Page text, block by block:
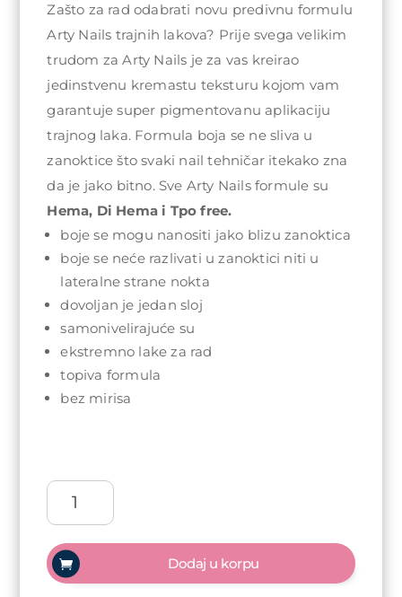
Zašto za rad odabrati novu predivnu formulu
Arty Nails trajnih lakova? Prije svega velikim
trudom za Arty Nails je za vas kreirao
jedinstvenu kremastu teksturu kojom vam
garantuje super pigmentovanu aplikaciju
trajnog laka. Formula boja se ne sliva u
zanoktice što svaki nail tehničar itekako zna
da je jako bitno. Sve Arty Nails formule su
Hema, Di Hema i Tpo free.
boje se mogu nanositi jako blizu zanoktica
boje se neće razlivati u zanoktici niti u
lateralne strane nokta
dovoljan je jedan sloj
samonivelirajuće su
ekstremno lake za rad
topiva formula
bez mirisa
Arty
Nails
trajni
lak
5ml
Dodaj u korpu